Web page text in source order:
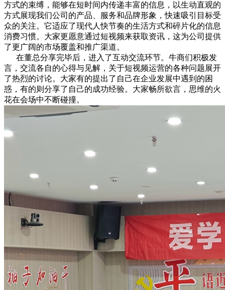
方式的束缚，能够在短时间内传递丰富的信息，以生动直观的
方式展现我们公司的产品、服务和品牌形象，快速吸引目标受
众的关注。它适应了现代人快节奏的生活方式和碎片化的信息
消费习惯。大家更愿意通过短视频来获取资讯，这为公司提供
了更广阔的市场覆盖和推广渠道。
在董总分享完毕后，进入了互动交流环节。牛商们积极发
言，交流各自的心得与见解，关于短视频运营的各种问题展开
了热烈的讨论。大家有的提出了自己在企业发展中遇到的困
惑，有的则分享了自己的成功经验。大家畅所欲言，思维的火
花在会场中不断碰撞。